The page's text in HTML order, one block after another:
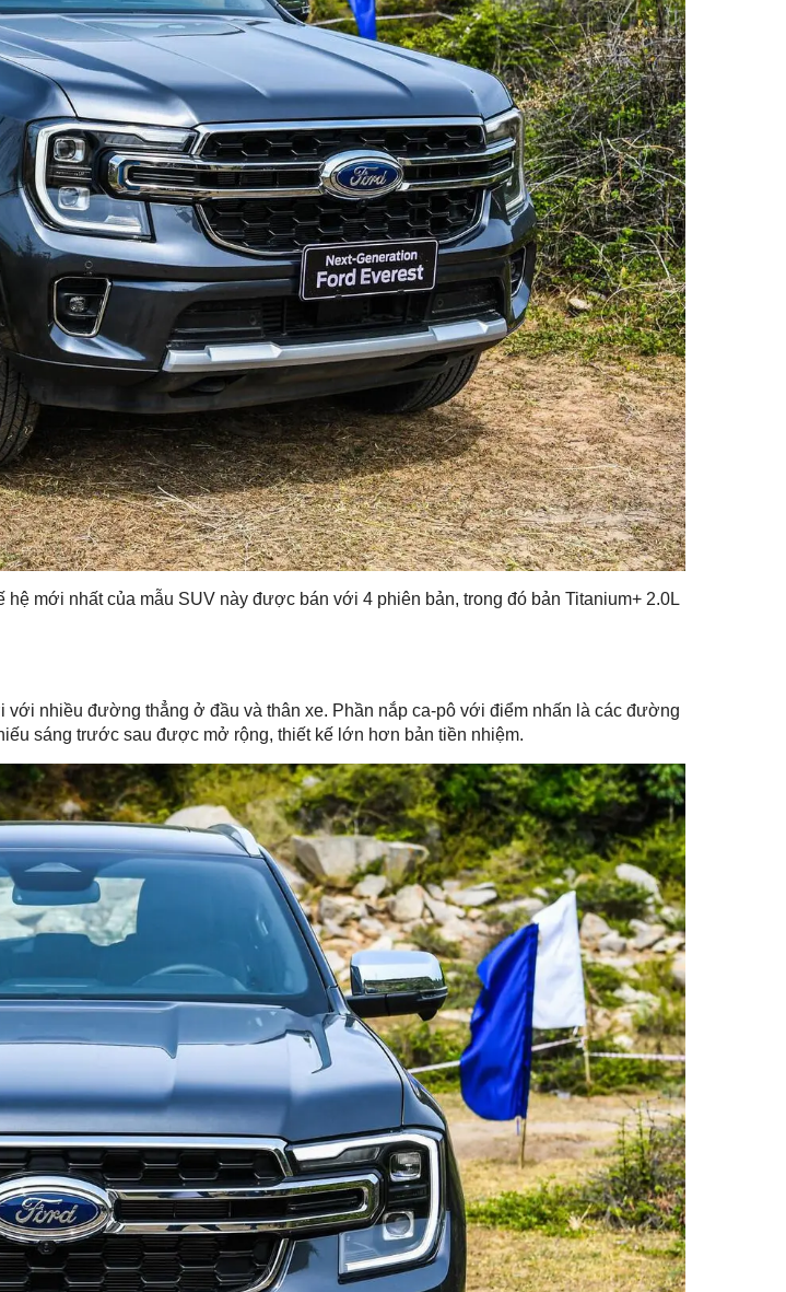
mới nhất của mẫu SUV này được bán với 4 phiên bản, trong đó bản Titanium+ 2.0L
nhiều đường thẳng ở đầu và thân xe. Phần nắp ca-pô với điểm nhấn là các đường
sáng trước sau được mở rộng, thiết kế lớn hơn bản tiền nhiệm.